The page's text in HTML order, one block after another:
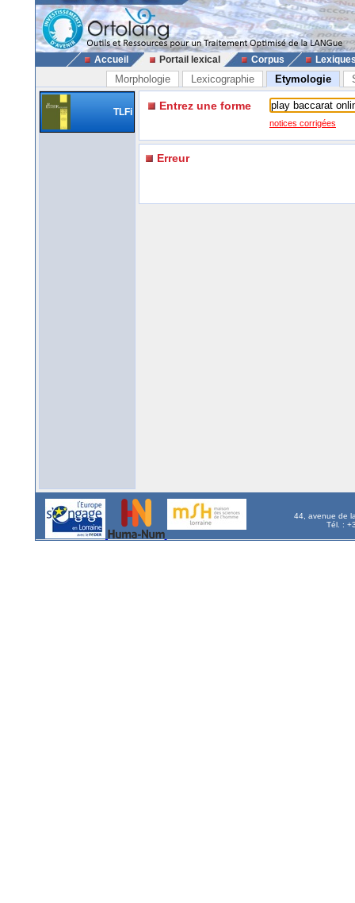
Accueil Portail lexical Corpus
Morphologie Lexicographie Etymologie
TLFi Entrez une forme
notices corrigées
Erreur
44, avenue de
Tél. :